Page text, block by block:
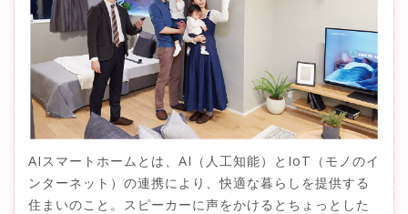
AIスマートホームとは、AI（人工知能）とIoT（モノのイ
ンターネット）の連携により、快適な暮らしを提供する
住まいのこと。スピーカーに声をかけるとちょっとした